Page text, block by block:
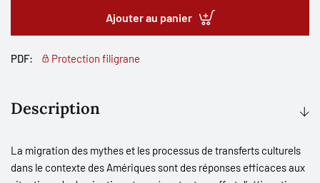
Ajouter au panier
PDF: Protection filigrane
Description
La migration des mythes et les processus de transferts culturels
dans le contexte des Amériques sont des réponses efficaces aux